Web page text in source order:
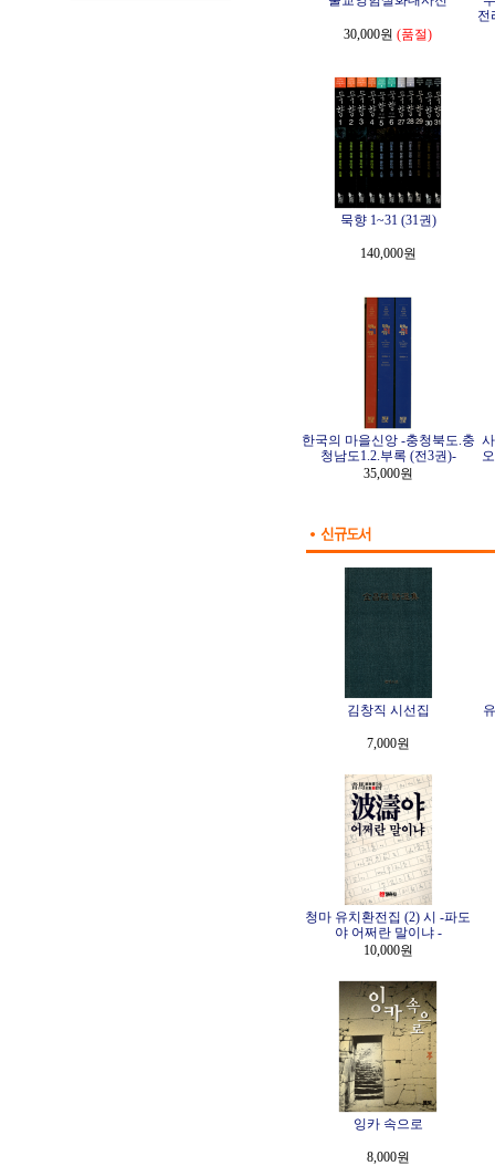
30,000원 (품절)
전
묵향 1~31 (31권)
140,000원
한국의 마을신앙 -충청북도.충
청남도1.2.부록 (전3권)-
35,000원
김창직 시선집
7,000원
청마 유치환전집 (2) 시 -파도
야 어쩌란 말이냐 -
10,000원
잉카 속으로
8,000원